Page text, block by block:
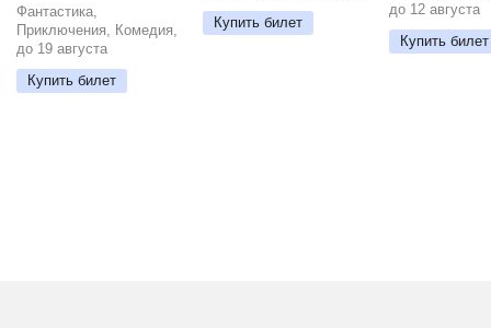
Фантастика,
Приключения, Комедия,
до 19 августа
Купить билет
Купить билет
до 12 августа
Купить билет